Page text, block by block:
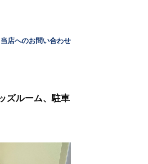
当店へのお問い合わせ
ズルーム、駐車